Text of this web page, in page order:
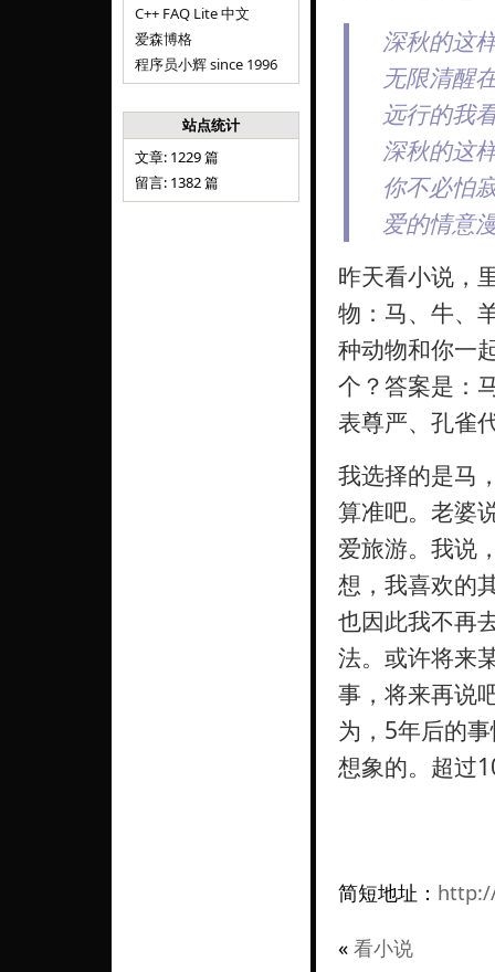
C++ FAQ Lite 中文
爱森博格
程序员小辉 since 1996
站点统计
文章: 1229 篇
留言: 1382 篇
深秋的这
无限清醒
远行的我
深秋的这
你不必怕
爱的情意
昨天看小说，
物：马、牛、
种动物和你一
个？答案是：
表尊严、孔雀
我选择的是马
算准吧。老婆
爱旅游。我说
想，我喜欢的
也因此我不再
法。或许将来
事，将来再说
为，5年后的
想象的。超过
简短地址：
« 看小说